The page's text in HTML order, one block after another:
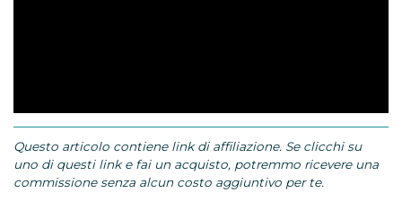
Questo articolo contiene link di affiliazione. Se clicchi su
uno di questi link e fai un acquisto, potremmo ricevere una
commissione senza alcun costo aggiuntivo per te.